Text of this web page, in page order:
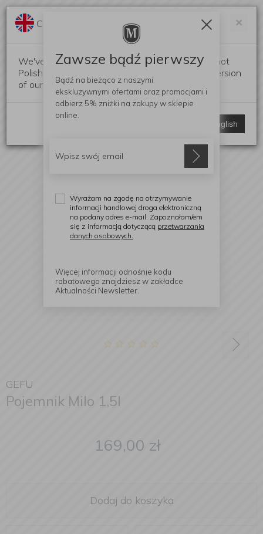
GEFU
Pojemnik Milo 1,5l
169,00 zł
Dodaj do koszyka
×
Change language?
We've detected that your browser language is not
Polish. Would you like to switch to the English version
of our website?
Switch to English
Zawsze bądź pierwszy
Bądź na bieżąco z naszymi
ekskluzywnymi ofertami oraz promocjami i
odbierz 5% zniżki na zakupy w sklepie
online.
Wyrażam na zgodę na otrzymywanie
informacji handlowej droga elektroniczną
na podany adres e-mail. Zapoznałam/em
się z informacją dotyczącą przetwarzania
danych osobowych.
Więcej informacji odnośnie kodu
rabatowego znajdziesz w zakładce
Aktualności Newsletter.